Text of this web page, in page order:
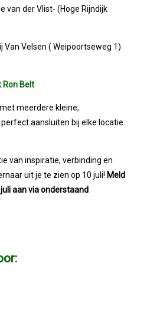
Hugo Choufour Stopt Als
13 April 2023
van der Vlist- (Hoge Rijndijk
Van Velsen ( Weipoortseweg 1)
Ron Belt
meerdere kleine,
aansluiten bij elke locatie.
van inspiratie, verbinding en
uit je te zien op 10 juli! Meld
aan via onderstaand